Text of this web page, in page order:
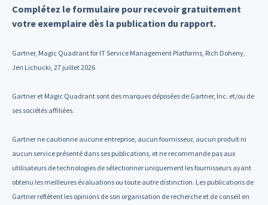
Complétez le formulaire pour recevoir gratuitement
votre exemplaire dès la publication du rapport.
Gartner, Magic Quadrant for IT Service Management Platforms, Rich Doheny,
Jen Lichucki, 27 juillet 2026
Gartner et Magic Quadrant sont des marques déposées de Gartner, Inc. et/ou de
ses sociétés affiliées.
Gartner ne cautionne aucune entreprise, aucun fournisseur, aucun produit ni
aucun service présenté dans ses publications, et ne recommande pas aux
utilisateurs de technologies de sélectionner uniquement les fournisseurs ayant
obtenu les meilleures évaluations ou toute autre distinction. Les publications de
Gartner reflètent les opinions de son organisation de recherche et de conseil en